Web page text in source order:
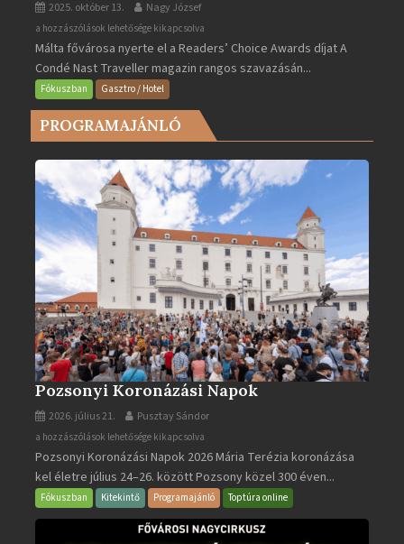
2025. október 13. Nagy József
Valletta
lett
Európa
legjobb
városa
2025-
bejegyzéshez
a hozzászólások lehetősége kikapcsolva
Málta fővárosa nyerte el a Readers’ Choice Awards díjat A
Condé Nast Traveller magazin rangos szavazásán...
Fókuszban Gasztro / Hotel
PROGRAMAJÁNLÓ
Pozsonyi Koronázási Napok
2026. július 21. Pusztay Sándor
Pozsonyi
Koronázási
Napok
bejegyzéshez
a hozzászólások lehetősége kikapcsolva
Pozsonyi Koronázási Napok 2026 Mária Terézia koronázása
kel életre július 24–26. között Pozsony közel 300 éven...
Fókuszban Kitekintő Programajánló Toptúra online